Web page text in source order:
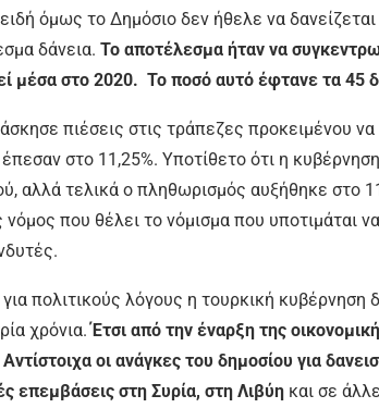
όμως το Δημόσιο δεν ήθελε να
δάνεια. Το αποτέλεσμα ήταν να
μέσα στο 2020. Το ποσό αυτό έφτανε τα 45
πιέσεις στις τράπεζες προκειμένου
έπεσαν στο 11,25%. Υποτίθετο ότι η
αλλά τελικά ο πληθωρισμός αυξήθηκε στο
νόμος που θέλει το νόμισμα που υποτιμάται
πολιτικούς λόγους η τουρκική κυβέρνηση
χρόνια.Έτσι από την έναρξη της
οι ανάγκες του δημοσίου για
επεμβάσεις στη Συρία, στη Λιβύη και σε